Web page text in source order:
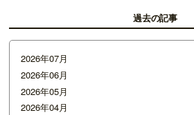
過去の記事
2026年07月
2026年06月
2026年05月
2026年04月